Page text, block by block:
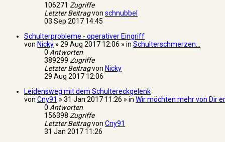
106271 Zugriffe
Letzter Beitragvon schnubbel
03 Sep 2017 14:45
Schulterprobleme - operativer Eingriff
von Nicky » 29 Aug 2017 12:06 » in Schulterschmerzen...
0 Antworten
389299 Zugriffe
Letzter Beitragvon Nicky
29 Aug 2017 12:06
Leidensweg mit dem Schultereckgelenk
von Cny91 » 31 Jan 2017 11:26 » in Wir möchten mehr von Dir
0 Antworten
156398 Zugriffe
Letzter Beitragvon Cny91
31 Jan 2017 11:26